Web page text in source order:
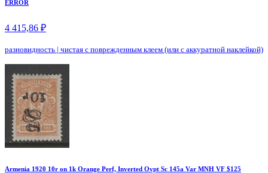
ERROR
4 415,86 ₽
разновидность | чистая с поврежденным клеем (или с аккуратной наклейкой)
Armenia 1920 10r on 1k Orange Perf, Inverted Ovpt Sc 145a Var MNH VF $125